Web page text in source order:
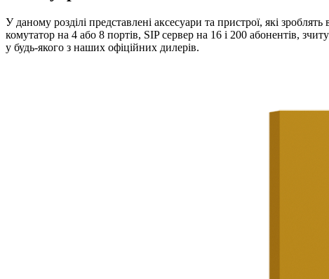
У даному розділі представлені аксесуари та пристрої, які
комутатор на 4 або 8 портів, SIP сервер на 16 і 200 абонентів,
у будь-якого з наших офіційних дилерів.